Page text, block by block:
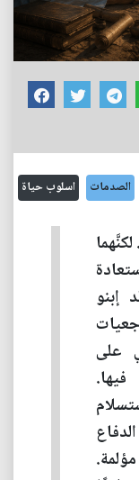
الصدمات اسلوب حياة
إبنو
على